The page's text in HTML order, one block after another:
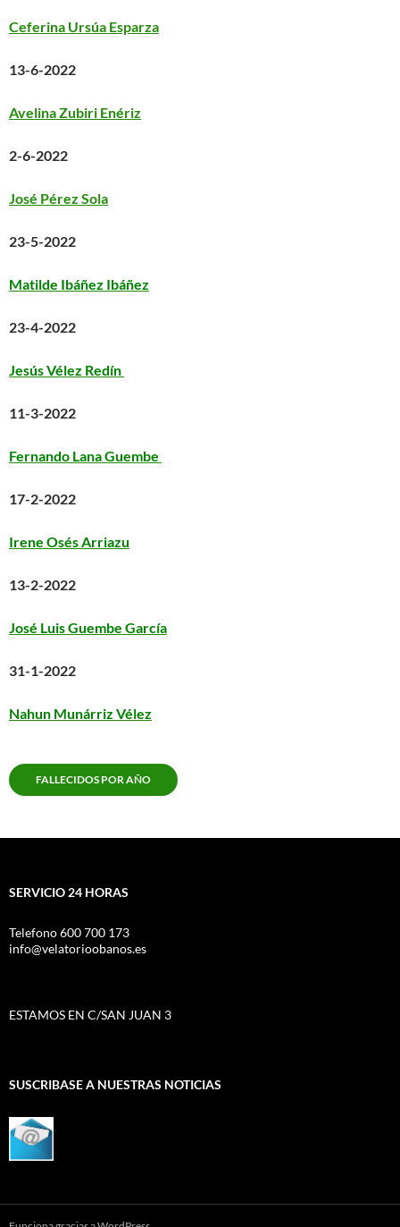
Ceferina Ursúa Esparza
13-6-2022
Avelina Zubiri Enériz
2-6-2022
José Pérez Sola
23-5-2022
Matilde Ibáñez Ibáñez
23-4-2022
Jesús Vélez Redín
11-3-2022
Fernando Lana Guembe
17-2-2022
Irene Osés Arriazu
13-2-2022
José Luis Guembe García
31-1-2022
Nahun Munárriz Vélez
FALLECIDOS POR AÑO
SERVICIO 24 HORAS
Telefono 600 700 173
info@velatorioobanos.es
ESTAMOS EN C/SAN JUAN 3
SUSCRIBASE A NUESTRAS NOTICIAS